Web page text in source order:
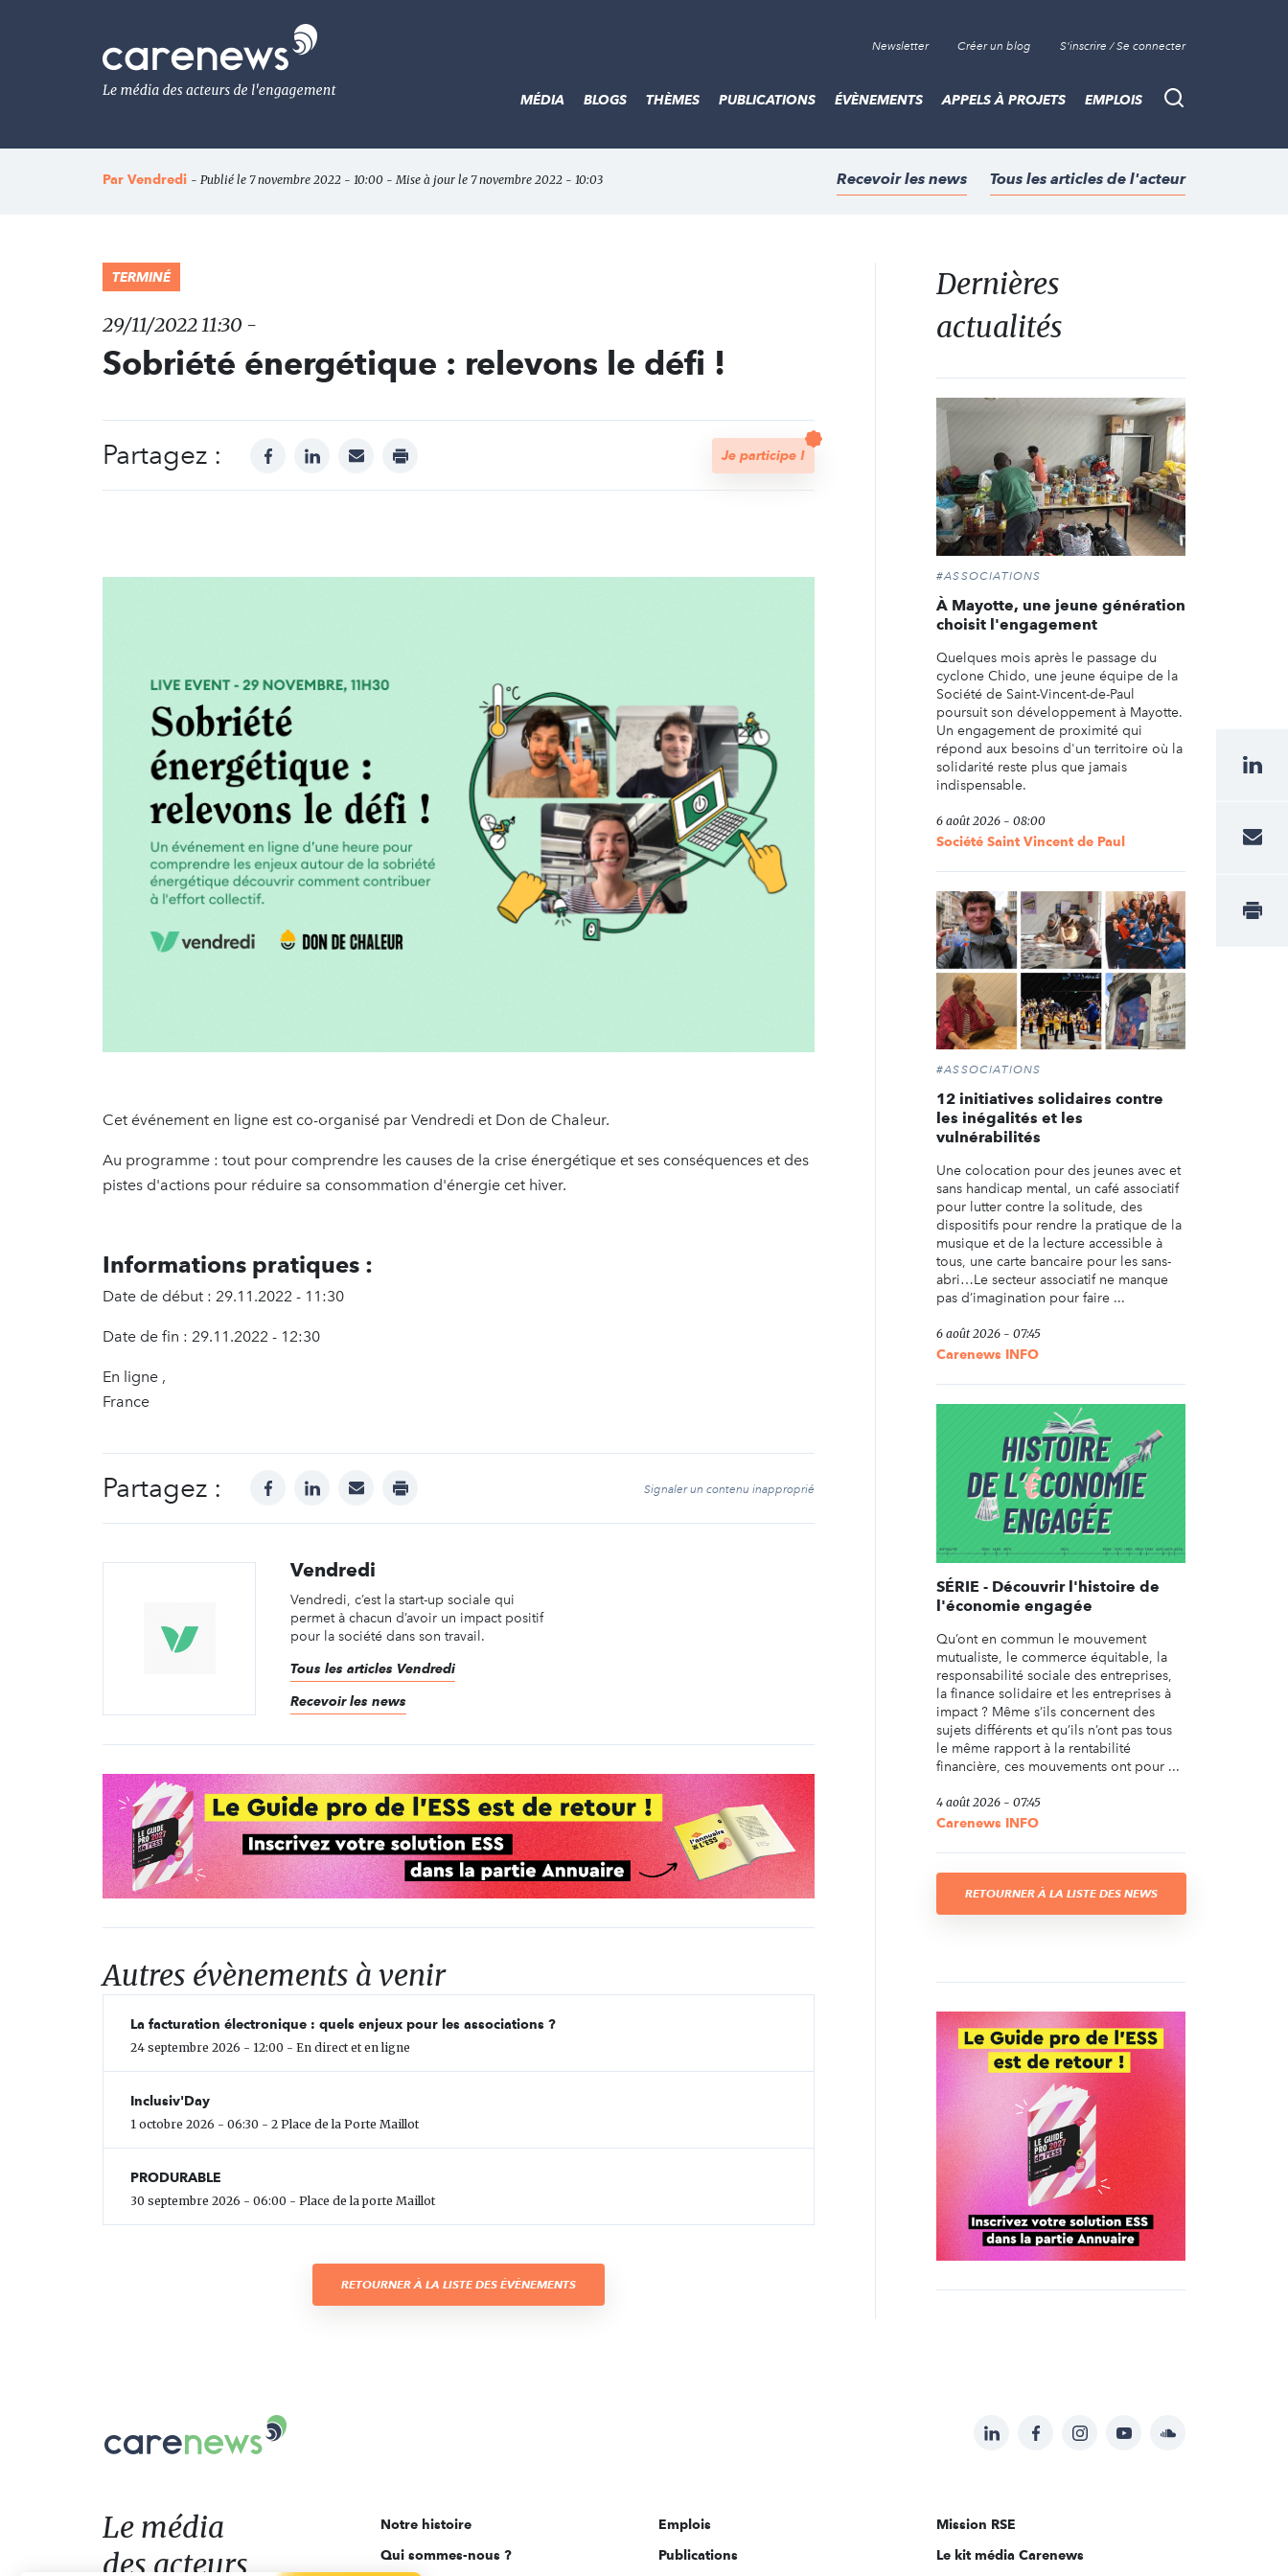
Le
média
de
l'engagement
Newsletter Créer un blog S'inscrire / Se connecter
Recherche
MÉDIA BLOGS THÈMES PUBLICATIONS ÉVÈNEMENTS APPELS À PROJETS EMPLOIS
Par Vendredi - Publié le 7 novembre 2022 - 10:00 - Mise à jour le 7 novembre 2022 - 10:03 Recevoir les news Tous les articles de l'acteur
TERMINÉ
29/11/2022 11:30 -
Sobriété énergétique : relevons le défi !
Partagez : facebooklinkedinmail print Je participe !
Cet événement en ligne est co-organisé par Vendredi et Don de Chaleur.
Au programme : tout pour comprendre les causes de la crise énergétique et ses conséquences et des
pistes d'actions pour réduire sa consommation d'énergie cet hiver.
Informations pratiques :
Date de début : 29.11.2022 - 11:30
Date de fin : 29.11.2022 - 12:30
En ligne ,
France
Partagez : facebooklinkedinmail print Signaler un contenu inapproprié
Vendredi
Vendredi, c’est la start-up sociale qui
permet à chacun d’avoir un impact positif
pour la société dans son travail.
Tous les articles Vendredi
Recevoir les news
Autres évènements à venir
La facturation électronique : quels enjeux pour les associations ?
24 septembre 2026 - 12:00 - En direct et en ligne
Inclusiv'Day
1 octobre 2026 - 06:30 - 2 Place de la Porte Maillot
PRODURABLE
30 septembre 2026 - 06:00 - Place de la porte Maillot
RETOURNER À LA LISTE DES ÉVÈNEMENTS
Dernières
actualités
#ASSOCIATIONS
À Mayotte, une jeune génération
choisit l'engagement
Quelques mois après le passage du
cyclone Chido, une jeune équipe de la
Société de Saint-Vincent-de-Paul
poursuit son développement à Mayotte.
Un engagement de proximité qui
répond aux besoins d'un territoire où la
solidarité reste plus que jamais
indispensable.
6 août 2026 - 08:00
Société Saint Vincent de Paul
#ASSOCIATIONS
12 initiatives solidaires contre
les inégalités et les
vulnérabilités
Une colocation pour des jeunes avec et
sans handicap mental, un café associatif
pour lutter contre la solitude, des
dispositifs pour rendre la pratique de la
musique et de la lecture accessible à
tous, une carte bancaire pour les sans-
abri…Le secteur associatif ne manque
pas d’imagination pour faire ...
6 août 2026 - 07:45
Carenews INFO
SÉRIE - Découvrir l'histoire de
l'économie engagée
Qu’ont en commun le mouvement
mutualiste, le commerce équitable, la
responsabilité sociale des entreprises,
la finance solidaire et les entreprises à
impact ? Même s’ils concernent des
sujets différents et qu’ils n’ont pas tous
le même rapport à la rentabilité
financière, ces mouvements ont pour ...
4 août 2026 - 07:45
Carenews INFO
RETOURNER À LA LISTE DES NEWS
Suivez-
sur:
LinkedInFacebookInstagramYouTubeSoundcloud
Le
acteurs
de
l'engagement
Le média
des acteurs
Notre histoire
Qui sommes-nous ?
Emplois
Publications
Mission RSE
Le kit média Carenews